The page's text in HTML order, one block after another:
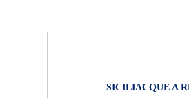
SICILIACQUE A